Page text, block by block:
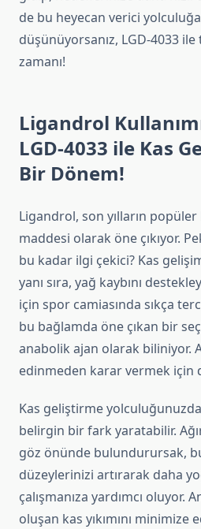
de bu heyecan verici yolculuğa
düşünüyorsanız, LGD-4033 ile
zamanı!
Ligandrol
LGD-4033 ile Kas
Bir Dönem!
Ligandrol, son yılların
maddesi olarak öne çıkıyor.
bu kadar ilgi çekici? Kas
yanı sıra, yağ kaybını
için spor camiasında sıkça
bu bağlamda öne çıkan bir
anabolik ajan olarak biliniyor.
edinmeden karar vermek için
Kas geliştirme
belirgin bir fark yaratabilir.
göz önünde bulundurursak,
düzeylerinizi artırarak daha
çalışmanıza yardımcı oluyor.
oluşan kas yıkımını minimize